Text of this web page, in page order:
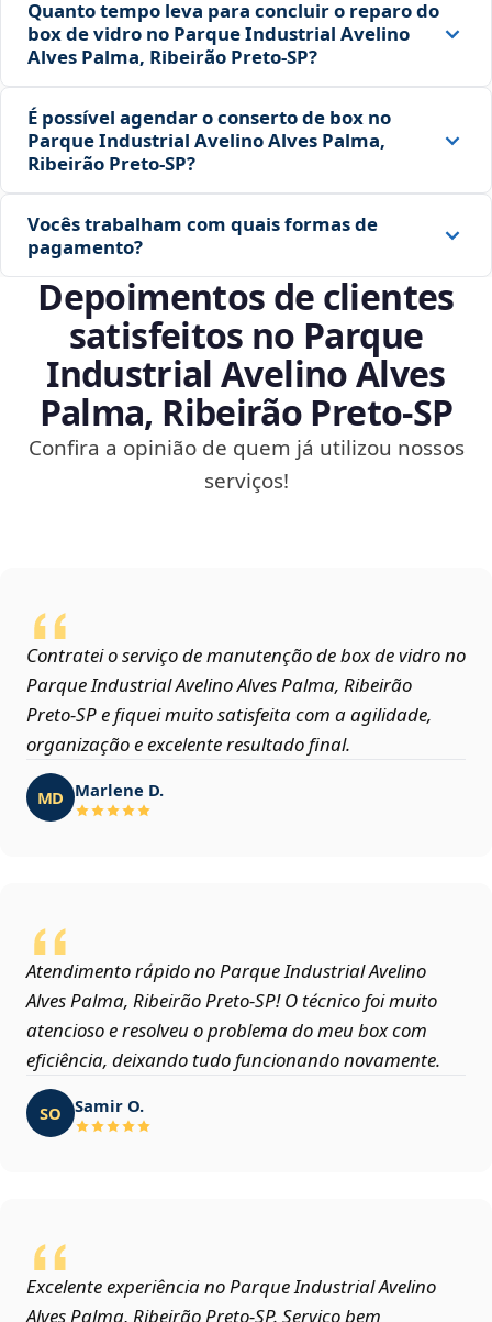
Quanto tempo leva para concluir o reparo do
box de vidro no Parque Industrial Avelino
Alves Palma, Ribeirão Preto‑SP?
É possível agendar o conserto de box no
Parque Industrial Avelino Alves Palma,
Ribeirão Preto‑SP?
Vocês trabalham com quais formas de
pagamento?
Depoimentos de clientes
satisfeitos no Parque
Industrial Avelino Alves
Palma, Ribeirão Preto‑SP
Confira a opinião de quem já utilizou nossos
serviços!
Contratei o serviço de manutenção de box de vidro no
Parque Industrial Avelino Alves Palma, Ribeirão
Preto‑SP e fiquei muito satisfeita com a agilidade,
organização e excelente resultado final.
MD Marlene D.
Atendimento rápido no Parque Industrial Avelino
Alves Palma, Ribeirão Preto‑SP! O técnico foi muito
atencioso e resolveu o problema do meu box com
eficiência, deixando tudo funcionando novamente.
SO Samir O.
Excelente experiência no Parque Industrial Avelino
Alves Palma, Ribeirão Preto‑SP. Serviço bem